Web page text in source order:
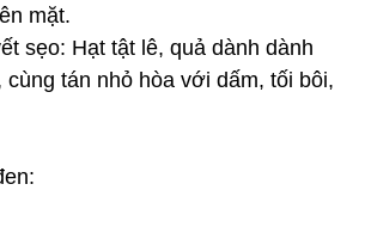
mặt.
sẹo: Hạt tật lê, quả dành dành
cùng tán nhỏ hòa với dấm, tối bôi,